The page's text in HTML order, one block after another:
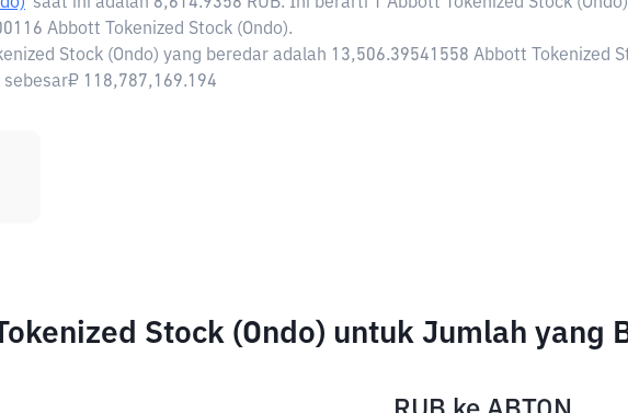
Abbott Tokenized Stock (Ondo).
Stock (Ondo) yang beredar adalah 13,506.39541558 Abbott Tokenized
118,787,169.194
Stock (Ondo) untuk Jumlah yang